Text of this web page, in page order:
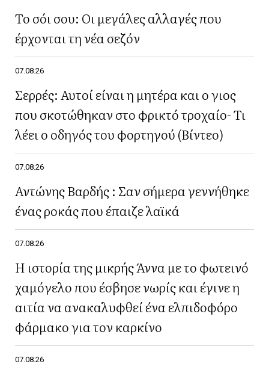
Το σόι σου: Οι μεγάλες αλλαγές που
έρχονται τη νέα σεζόν
07.08.26
Σερρές: Αυτοί είναι η μητέρα και ο γιος
που σκοτώθηκαν στο φρικτό τροχαίο- Τι
λέει ο οδηγός του φορτηγού (Βίντεο)
07.08.26
Αντώνης Βαρδής : Σαν σήμερα γεννήθηκε
ένας ροκάς που έπαιζε λαϊκά
07.08.26
Η ιστορία της μικρής Άννα με το φωτεινό
χαμόγελο που έσβησε νωρίς και έγινε η
αιτία να ανακαλυφθεί ένα ελπιδοφόρο
φάρμακο για τον καρκίνο
07.08.26